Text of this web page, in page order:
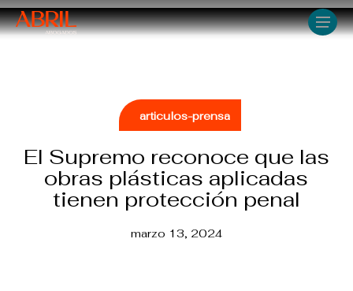
Skip
to
main
Menu
articulos-prensa
El Supremo reconoce que las
obras plásticas aplicadas
tienen protección penal
marzo 13, 2024